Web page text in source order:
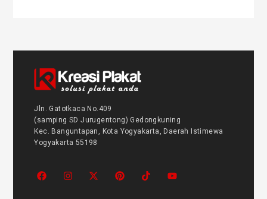
Jln. Gatotkaca No.409
(samping SD Jurugentong) Gedongkuning
Kec. Banguntapan, Kota Yogyakarta, Daerah Istimewa
Yogyakarta 55198